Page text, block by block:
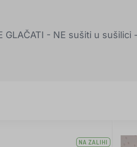
GLAČATI - NE sušiti u
NA ZALIHI